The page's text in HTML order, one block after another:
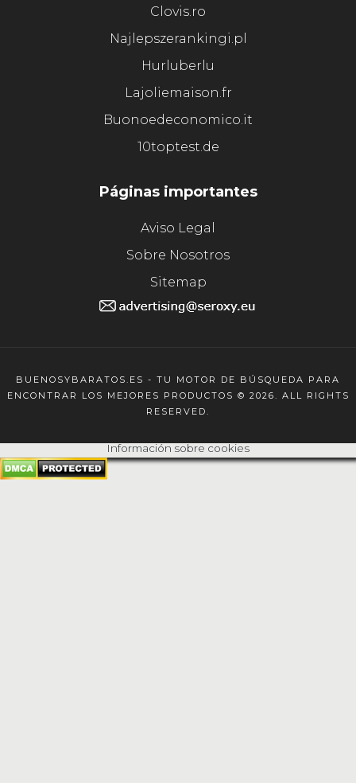
Clovis.ro
Najlepszerankingi.pl
Hurluberlu
Lajoliemaison.fr
Buonoedeconomico.it
10toptest.de
Páginas importantes
Aviso Legal
Sobre Nosotros
Sitemap
BUENOSYBARATOS.ES - TU MOTOR DE BÚSQUEDA PARA
ENCONTRAR LOS MEJORES PRODUCTOS © 2026. ALL RIGHTS
RESERVED.
Información sobre cookies